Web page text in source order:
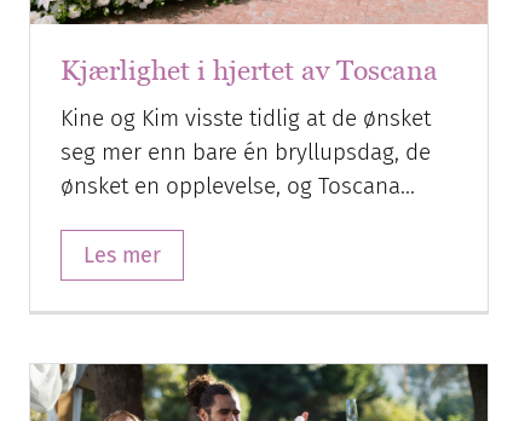
Kjærlighet i hjertet av Toscana
Kine og Kim visste tidlig at de ønsket
seg mer enn bare én bryllupsdag, de
ønsket en opplevelse, og Toscana…
Les mer